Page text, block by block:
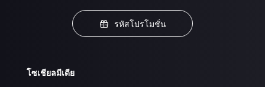
รหัสโปรโมชั่น
โซเชียลมีเดีย